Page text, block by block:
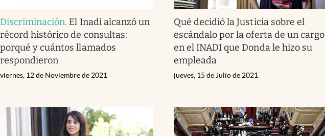
Discriminación. El Inadi alcanzó un
récord histórico de consultas:
porqué y cuántos llamados
respondieron
viernes, 12 de Noviembre de 2021
Qué decidió la Justicia sobre el
escándalo por la oferta de un cargo
en el INADI que Donda le hizo su
empleada
jueves, 15 de Julio de 2021